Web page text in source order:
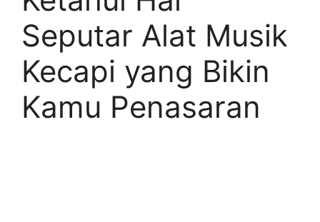
Seputar Alat Musik
Kecapi yang Bikin
Kamu Penasaran